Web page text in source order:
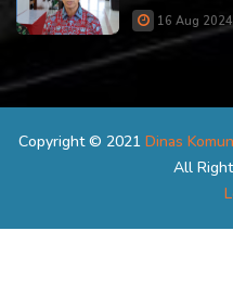
16 Aug
Copyright © 2021 Dinas
All